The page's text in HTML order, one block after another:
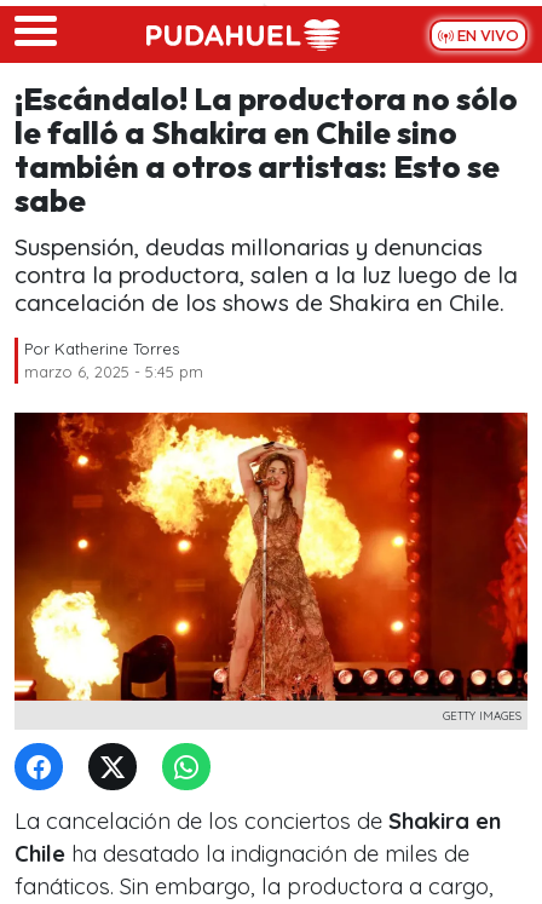
Skip to main content
EN VIVO
¡Escándalo! La productora no sólo
le falló a Shakira en Chile sino
también a otros artistas: Esto se
sabe
Suspensión, deudas millonarias y denuncias
contra la productora, salen a la luz luego de la
cancelación de los shows de Shakira en Chile.
Por Katherine Torres
marzo 6, 2025 - 5:45 pm
GETTY IMAGES
La cancelación de los conciertos de Shakira en
Chile ha desatado la indignación de miles de
fanáticos. Sin embargo, la productora a cargo,